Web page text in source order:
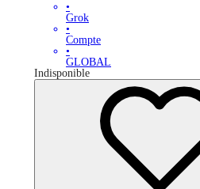
•
Grok
•
Compte
•
GLOBAL
Indisponible